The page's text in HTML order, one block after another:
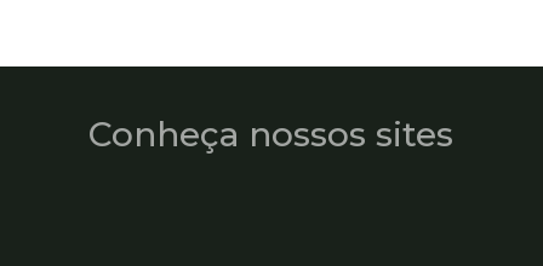
Conheça nossos sites